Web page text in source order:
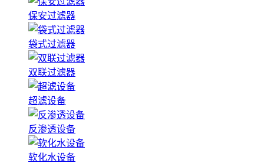
保安过滤器
袋式过滤器
双联过滤器
超滤设备
反渗透设备
软化水设备